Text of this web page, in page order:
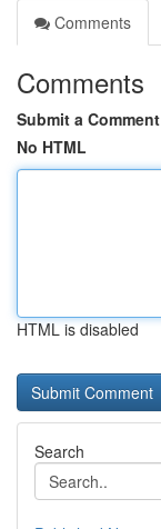
Comments
Comments
Submit a Comment
No HTML
HTML is disabled
Search